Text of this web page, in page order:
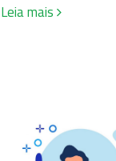
Leia mais